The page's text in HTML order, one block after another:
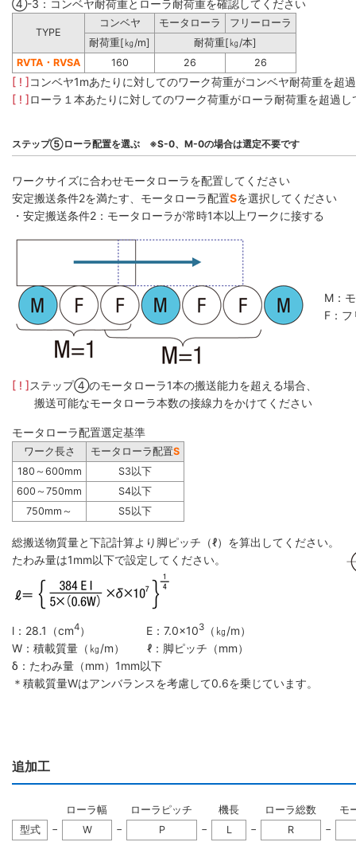
④-3：コンベヤ耐荷重とローラ耐荷重を確認してください
TYPE
コンベヤ モータローラ
フリーローラ
耐荷重[㎏/m]
耐荷重[㎏/本]
RVTA・RVSA
160 26 26
[ ! ]コンベヤ1mあたりに対してのワーク荷重がコンベヤ耐荷重を超
[ ! ]ローラ１本あたりに対してのワーク荷重がローラ耐荷重を超過
ステップ⑤ローラ配置を選ぶ ※S-0、M-0の場合は選定不要です
ワークサイズに合わせモータローラを配置してください
安定搬送条件2を満たす、モータローラ配置Sを選択してください
・安定搬送条件2：モータローラが常時1本以上ワークに接する
M：
F：
[ ! ]ステップ④のモータローラ1本の搬送能力を超える場合、
搬送可能なモータローラ本数の接線力をかけてください
モータローラ配置選定基準
ワーク長さ モータローラ配置S
180～600mm
S3以下
600～750mm
S4以下
750mm～
S5以下
総搬送物質量と下記計算より脚ピッチ（ℓ）を算出してください。
たわみ量は1mm以下で設定してください。
l：28.1（cm4） E：7.0×103
（㎏/m）
W：積載質量（㎏/m） ℓ：脚ピッチ（mm）
δ：たわみ量（mm）1mm以下
＊積載質量Wはアンバランスを考慮して0.6を乗じています。
追加工
ローラ幅 ローラピッチ 機長 ローラ総数
モ
型式
− W − P − L − R
−